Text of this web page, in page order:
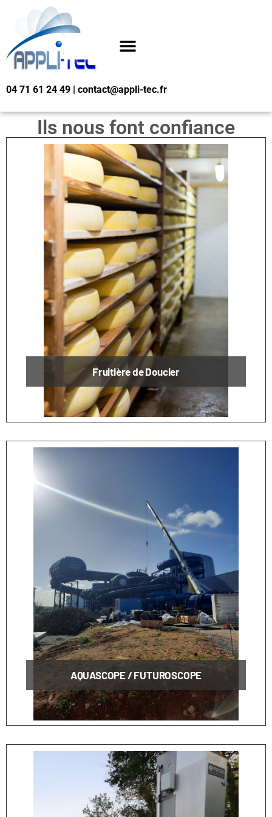
04 71 61 24 49 | contact@appli-tec.fr
Ils nous font confiance
Fruitière de Doucier
AQUASCOPE / FUTUROSCOPE